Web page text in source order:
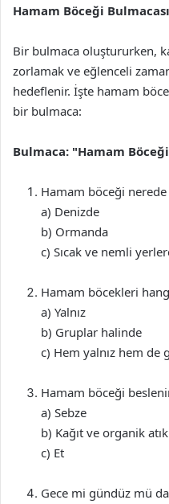
Hamam Böceği Bulmacası
Bir bulmaca oluştururken,
zorlamak ve eğlenceli
hedeflenir. İşte hamam
bir bulmaca:
Bulmaca: "Hamam
Hamam böceği nerede
a) Denizde
b) Ormanda
c) Sıcak ve nemli
Hamam böcekleri
a) Yalnız
b) Gruplar halinde
c) Hem yalnız hem de
Hamam böceği
a) Sebze
b) Kağıt ve organik atık
c) Et
Gece mi gündüz mü